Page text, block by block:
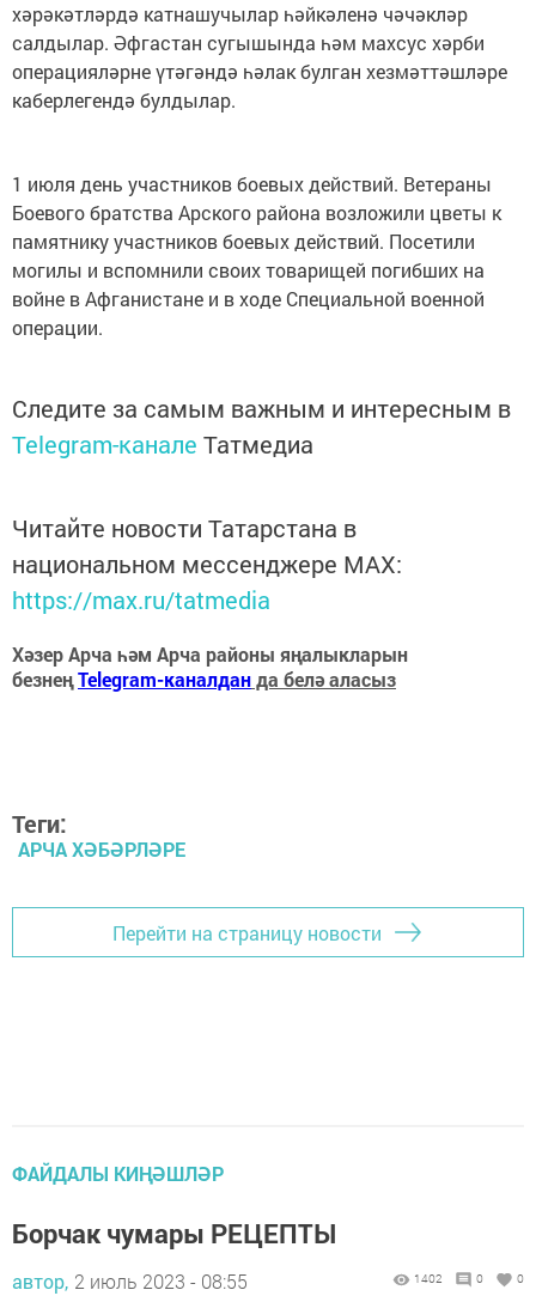
хәрәкәтләрдә катнашучылар һәйкәленә чәчәкләр
салдылар. Әфгастан сугышында һәм махсус хәрби
операцияләрне үтәгәндә һәлак булган хезмәттәшләре
каберлегендә булдылар.
1 июля день участников боевых действий. Ветераны
Боевого братства Арского района возложили цветы к
памятнику участников боевых действий. Посетили
могилы и вспомнили своих товарищей погибших на
войне в Афганистане и в ходе Специальной военной
операции.
Следите за самым важным и интересным в
Telegram-канале Татмедиа
Читайте новости Татарстана в
национальном мессенджере MАХ:
https://max.ru/tatmedia
Хәзер Арча һәм Арча районы яңалыкларын
безнеңTelegram-каналданда белә аласыз
Теги:
АРЧА ХӘБӘРЛӘРЕ
Перейти на страницу новости
ФАЙДАЛЫ КИҢӘШЛӘР
Борчак чумары РЕЦЕПТЫ
автор, 2 июль 2023 - 08:55 1402 0 0